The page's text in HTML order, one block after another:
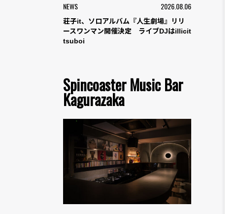
NEWS 2026.08.06
荘子it、ソロアルバム『人生劇場』リリ
ースワンマン開催決定 ライブDJはillicit
tsuboi
Spincoaster Music Bar
Kagurazaka